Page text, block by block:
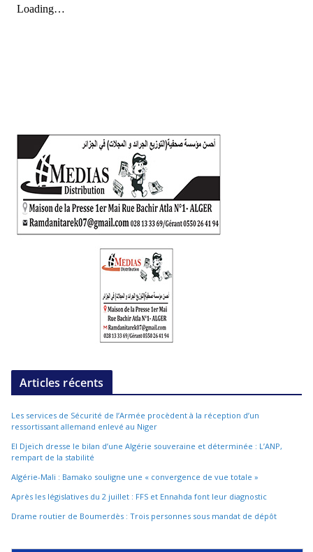
Articles récents
Les services de Sécurité de l’Armée procèdent à la réception d’un
ressortissant allemand enlevé au Niger
El Djeïch dresse le bilan d’une Algérie souveraine et déterminée : L’ANP,
rempart de la stabilité
Algérie-Mali : Bamako souligne une « convergence de vue totale »
Après les législatives du 2 juillet : FFS et Ennahda font leur diagnostic
Drame routier de Boumerdès : Trois personnes sous mandat de dépôt